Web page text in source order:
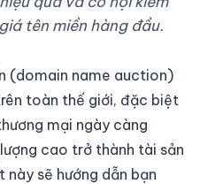
tên miền hàng đầu.
(domain name auction)
toàn thế giới, đặc biệt
mại ngày càng
cao trở thành tài sản
này sẽ hướng dẫn bạn